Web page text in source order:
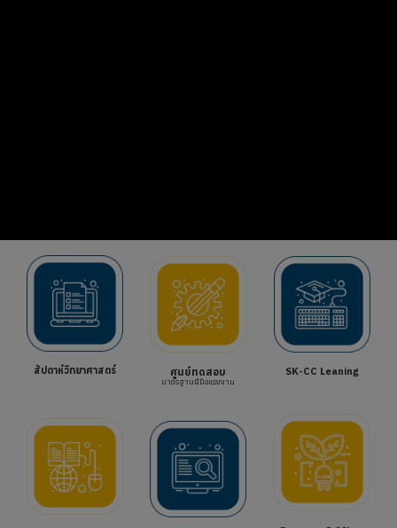
สัปดาห์วิทยาศาสตร์ ศูนย์ทดสอบ
มาตรฐานฝีมือแรงงาน
SK-CC Leaning